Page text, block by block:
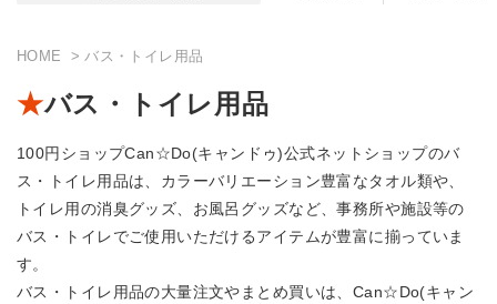
HOME バス・トイレ用品
バス・トイレ用品
100円ショップCan☆Do(キャンドゥ)公式ネットショップのバ
ス・トイレ用品は、カラーバリエーション豊富なタオル類や、
トイレ用の消臭グッズ、お風呂グッズなど、事務所や施設等の
バス・トイレでご使用いただけるアイテムが豊富に揃っていま
す。
バス・トイレ用品の大量注文やまとめ買いは、Can☆Do(キャン